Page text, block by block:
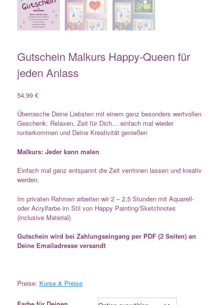
Gutschein Malkurs Happy-Queen für
jeden Anlass
54,99 €
Überrasche Deine Liebsten mit einem ganz besonders wertvollen
Geschenk: Relaxen, Zeit für Dich… einfach mal wieder
runterkommen und Deine Kreativität genießen
Malkurs: Jeder kann malen
Einfach mal ganz entspannt die Zeit verrinnen lassen und kreativ
werden.
Im privaten Rahmen arbeiten wir 2 – 2,5 Stunden mit Aquarell-
oder Acrylfarbe im Stil von Happy Painting/Sketchnotes
(inclusive Material)
Gutschein wird bei Zahlungseingang per PDF (2 Seiten) an
Deine Emailadresse versandt
Preise: Kurse & Preise